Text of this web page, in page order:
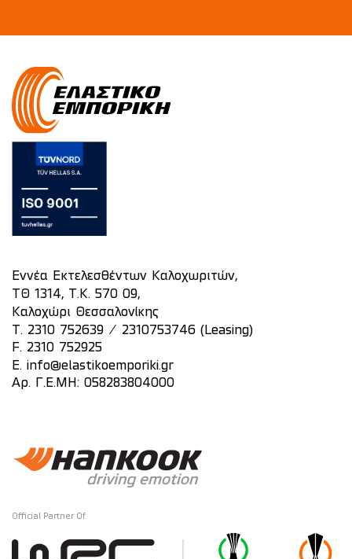
Εννέα Εκτελεσθέντων Καλοχωριτών,
ΤΘ 1314, Τ.Κ. 570 09,
Καλοχώρι Θεσσαλονίκης
T. 2310 752639 /
2310753746 (Leasing)
F. 2310 752925
E.
info@elastikoemporiki.gr
Αρ. Γ.Ε.ΜΗ: 058283804000
Official Partner Of